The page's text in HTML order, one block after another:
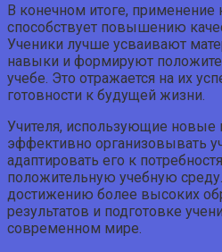
В конечном итоге,
способствует повышению
Ученики лучше усваивают
навыки и формируют
учебе. Это отражается на их
готовности к будущей жизни.
Учителя, использующие новые
эффективно организовывать
адаптировать его к
положительную учебную
достижению более высоких
результатов и подготовке
современном мире.